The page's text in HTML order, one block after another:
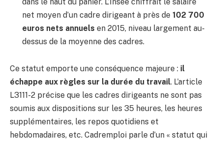
net moyen d’un cadre dirigeant à près de 102 700
euros nets annuels en 2015, niveau largement au-
dessus de la moyenne des cadres.
Ce statut emporte une conséquence majeure : il
échappe aux règles sur la durée du travail. L’article
L3111-2 précise que les cadres dirigeants ne sont pas
soumis aux dispositions sur les 35 heures, les heures
supplémentaires, les repos quotidiens et
hebdomadaires, etc. Cadremploi parle d’un « statut qui